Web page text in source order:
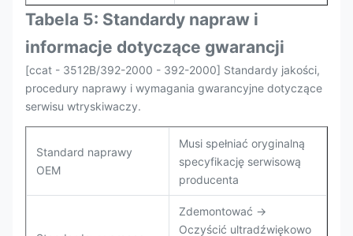
Tabela 5: Standardy napraw i
informacje dotyczące gwarancji
[ccat - 3512B/392-2000 - 392-2000] Standardy jakości,
procedury naprawy i wymagania gwarancyjne dotyczące
serwisu wtryskiwaczy.
Standard naprawy
OEM
Musi spełniać oryginalną
specyfikację serwisową
producenta
Zdemontować →
Oczyścić ultradźwiękowo